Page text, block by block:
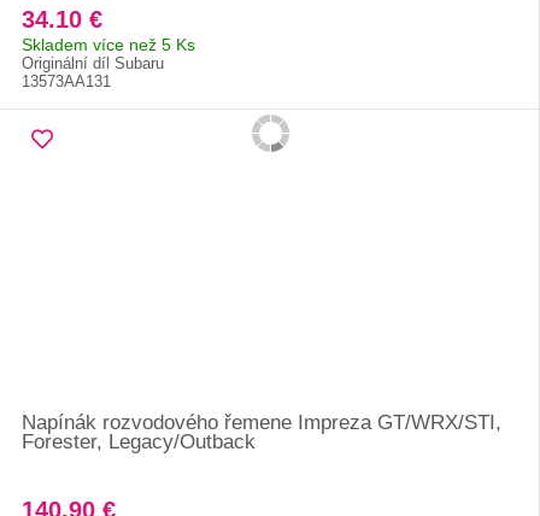
34.10 €
Skladem více než 5 Ks
Originální díl Subaru
13573AA131
Napínák rozvodového řemene Impreza GT/WRX/STI,
Forester, Legacy/Outback
140.90 €